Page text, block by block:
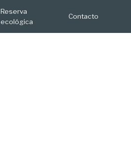
Reserva
ecológica
Contacto